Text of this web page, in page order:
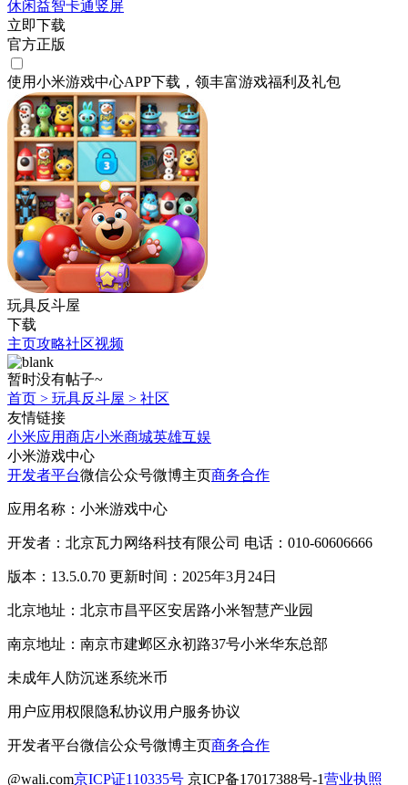
休闲益智卡通竖屏
立即下载
官方正版
使用小米游戏中心APP下载 ，领丰富游戏福利 及礼包
玩具反斗屋
下载
主页攻略社区视频
暂时没有帖子~
首页 > 玩具反斗屋 > 社区
友情链接
小米应用商店小米商城英雄互娱
小米游戏中心
开发者平台微信公众号微博主页商务合作
应用名称：小米游戏中心
开发者：北京瓦力网络科技有限公司 电话：010-60606666
版本：13.5.0.70 更新时间：2025年3月24日
北京地址：北京市昌平区安居路小米智慧产业园
南京地址：南京市建邺区永初路37号小米华东总部
未成年人防沉迷系统米币
用户应用权限隐私协议用户服务协议
开发者平台微信公众号微博主页商务合作
@wali.com京ICP证110335号 京ICP备17017388号-1营业执照